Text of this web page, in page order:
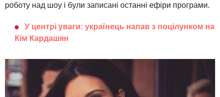
роботу над шоу і були записані останні ефіри програми.
У центрі уваги: українець напав з поцілунком на
Кім Кардашян